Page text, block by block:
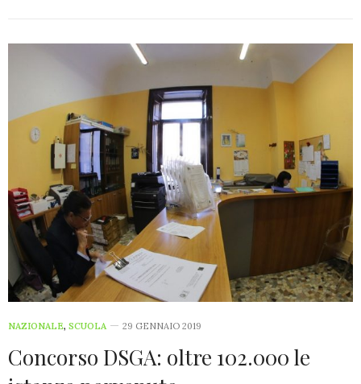
NAZIONALE, SCUOLA 29 GENNAIO 2019
Concorso DSGA: oltre 102.000 le